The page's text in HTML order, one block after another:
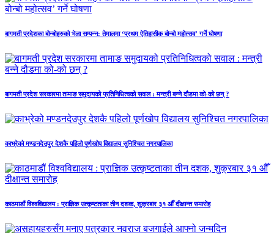
बागमती प्रदेशका बोन्बोहरुको भेला सम्पन्न: तेमालमा ‘प्रथम ऐतिहासीक बोन्बो महोत्सव’ गर्ने घोषणा
बागमती प्रदेश सरकारमा तामाङ समुदायको प्रतिनिधित्वको सवाल : मन्त्री बन्ने दौडमा को‐को छन् ?
काभ्रेको मण्डनदेउपुर देशकै पहिलो पूर्णखोप विद्यालय सुनिश्चित नगरपालिका
काठमाडौं विश्वविद्यालय : प्राज्ञिक उत्कृष्टताका तीन दशक, शुक्रबार ३१ औँ दीक्षान्त समारोह